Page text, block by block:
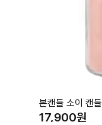
본캔들 소이 캔
17,900